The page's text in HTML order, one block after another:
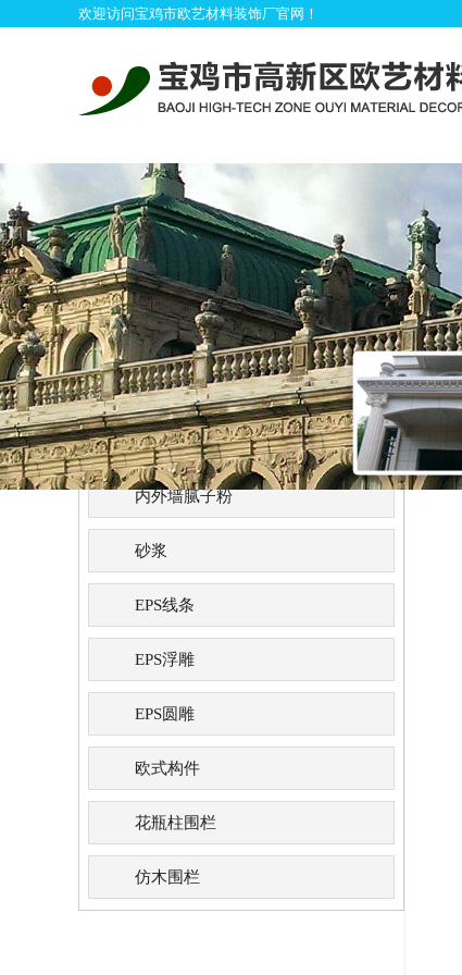
欢迎访问宝鸡市欧艺材料装饰厂官网！
产品展示
内外墙腻子粉
砂浆
EPS线条
EPS浮雕
EPS圆雕
欧式构件
花瓶柱围栏
仿木围栏